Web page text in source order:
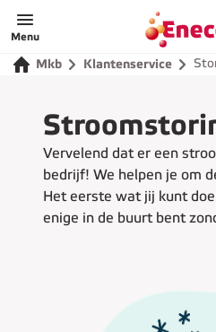
Menu
Mkb Klantenservice
Vervelend dat er een
bedrijf! We helpen je om
Het eerste wat jij kunt
enige in de buurt bent